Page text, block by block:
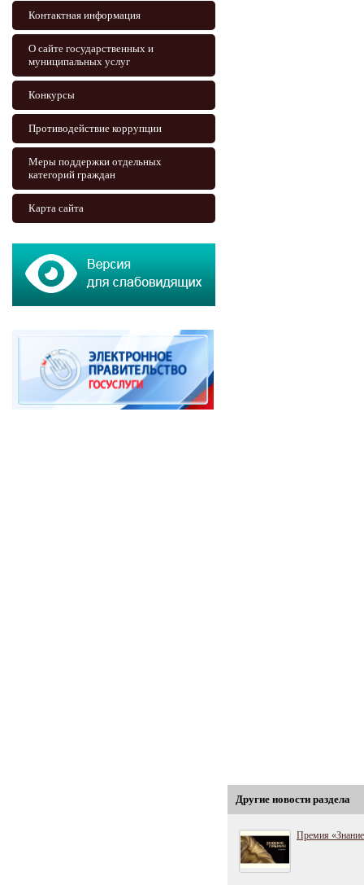
Контактная информация
О сайте государственных и
муниципальных услуг
Конкурсы
Противодействие коррупции
Меры поддержки отдельных
категорий граждан
Карта сайта
Другие новости раздела
Премия